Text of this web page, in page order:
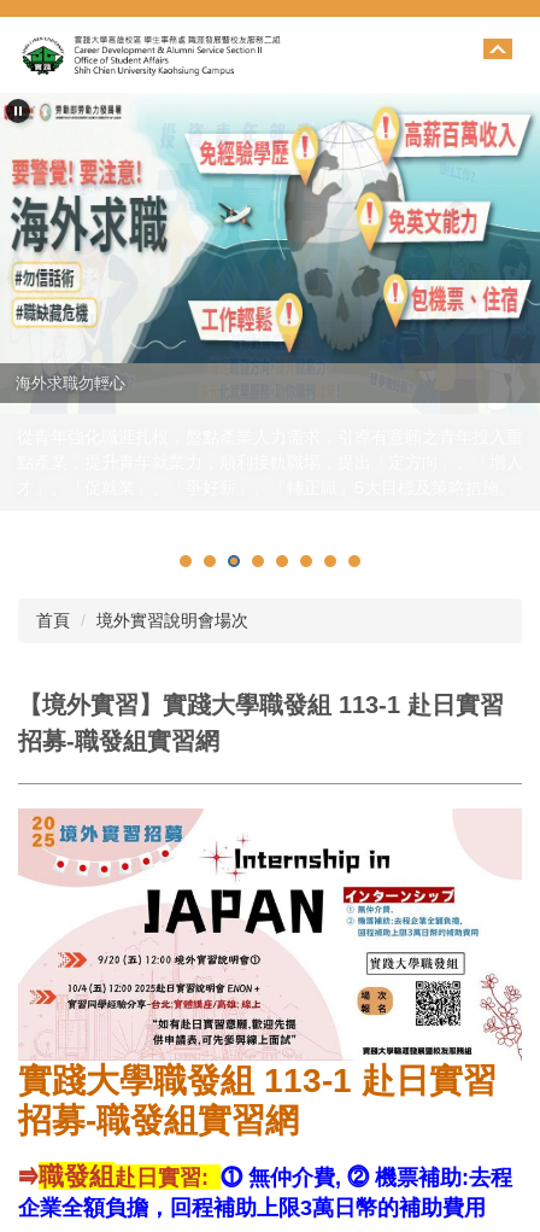
跳
到
主
內
區
海外求職勿輕心
首頁 境外實習說明會場次
【境外實習】實踐大學職發組 113-1 赴日實習
招募-職發組實習網
實踐大學職發組 113-1 赴日實習
招募-職發組實習網
⭆職發組 赴日實習: ⓵ 無仲介費, ⓶ 機票補助:去程
企業全額負擔，回程補助上限3萬日幣的補助費用